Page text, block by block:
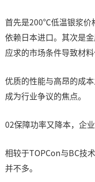
首先是200℃低温银浆价
依赖日本进口。其次是
应求的市场条件导致材
优质的性能与高昂的成
成为行业争议的焦点。
02保障功率又降本，企
相较于TOPCon与BC技
并不多。